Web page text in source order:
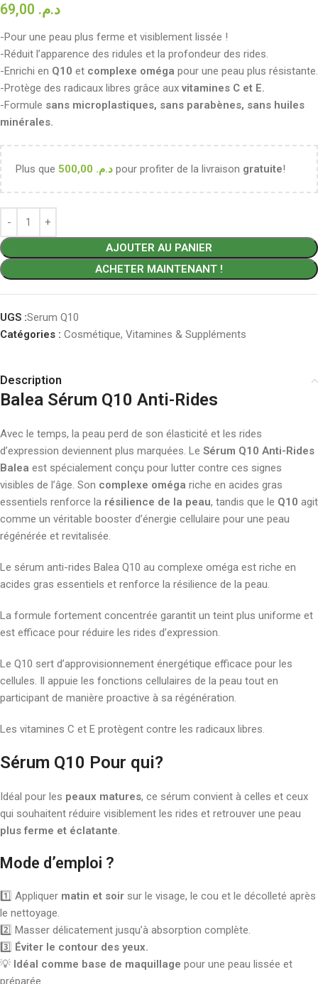
د.م.
-Pour une peau plus ferme et visiblement lissée !
-Réduit l’apparence des ridules et la profondeur des rides.
-Enrichi en Q10 et complexe oméga pour une peau plus résistante.
-Protège des radicaux libres grâce aux vitamines C et E.
-Formule sans microplastiques, sans parabènes, sans huiles
minérales.
Plus que د.م. pour profiter de la livraison gratuite!
AJOUTER AU PANIER
ACHETER MAINTENANT !
UGS :Serum Q10
Catégories : Cosmétique, Vitamines & Suppléments
Description
Balea Sérum Q10 Anti-Rides
Avec le temps, la peau perd de son élasticité et les rides
d’expression deviennent plus marquées. Le Sérum Q10 Anti-Rides
Balea est spécialement conçu pour lutter contre ces signes
visibles de l’âge. Son complexe oméga riche en acides gras
essentiels renforce la résilience de la peau, tandis que le Q10 agit
comme un véritable booster d’énergie cellulaire pour une peau
régénérée et revitalisée.
Le sérum anti-rides Balea Q10 au complexe oméga est riche en
acides gras essentiels et renforce la résilience de la peau.
La formule fortement concentrée garantit un teint plus uniforme et
est efficace pour réduire les rides d’expression.
Le Q10 sert d’approvisionnement énergétique efficace pour les
cellules. Il appuie les fonctions cellulaires de la peau tout en
participant de manière proactive à sa régénération.
Les vitamines C et E protègent contre les radicaux libres.
Sérum Q10 Pour qui?
Idéal pour les peaux matures, ce sérum convient à celles et ceux
qui souhaitent réduire visiblement les rides et retrouver une peau
plus ferme et éclatante
Mode d’emploi ?
1️⃣ Appliquer matin et soir sur le visage, le cou et le décolleté après
le nettoyage.
2️⃣ Masser délicatement jusqu’à absorption complète.
3️⃣ Éviter le contour des yeux.
💡 Idéal comme base de maquillage pour une peau lissée et
préparée.